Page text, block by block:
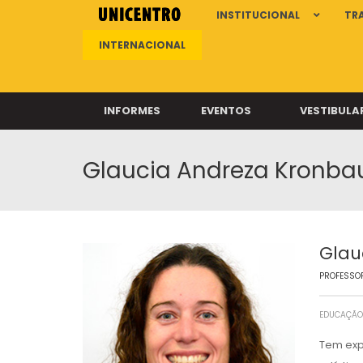
INSTITUCIONAL
INTERNACIONAL
INFORMES EVENTOS
Glaucia Andreza
Tem